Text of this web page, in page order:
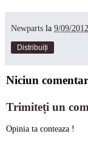
Newparts la 9/09/
Distribuiți
Niciun
Trimiteți un
Opinia ta conteaza !